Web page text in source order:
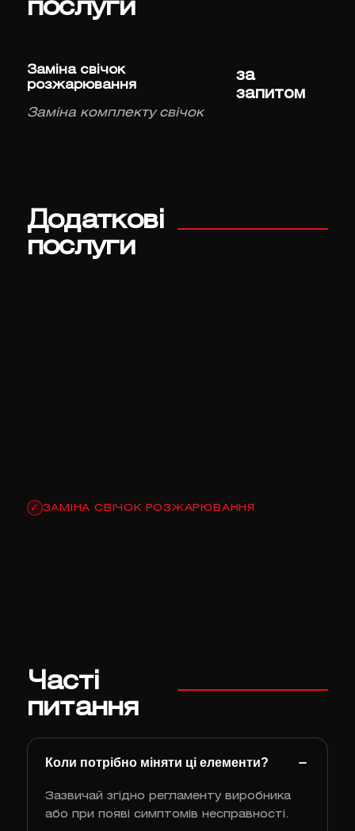
послуги
Заміна свічок
розжарювання
Заміна комплекту свічок
за
запитом
Додаткові
послуги
✓ ЗАМІНА СВІЧОК РОЗЖАРЮВАННЯ
Часті
питання
Коли потрібно міняти ці елементи?
Зазвичай згідно регламенту виробника
або при появі симптомів несправності.